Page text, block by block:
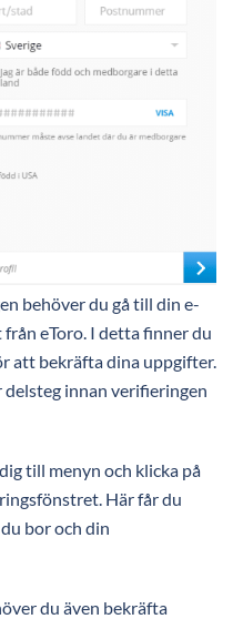
behöver du gå till din e-
eToro. I detta finner du
att bekräfta dina uppgifter.
innan verifieringen
till menyn och klicka på
Här får du
bor och din
du även bekräfta